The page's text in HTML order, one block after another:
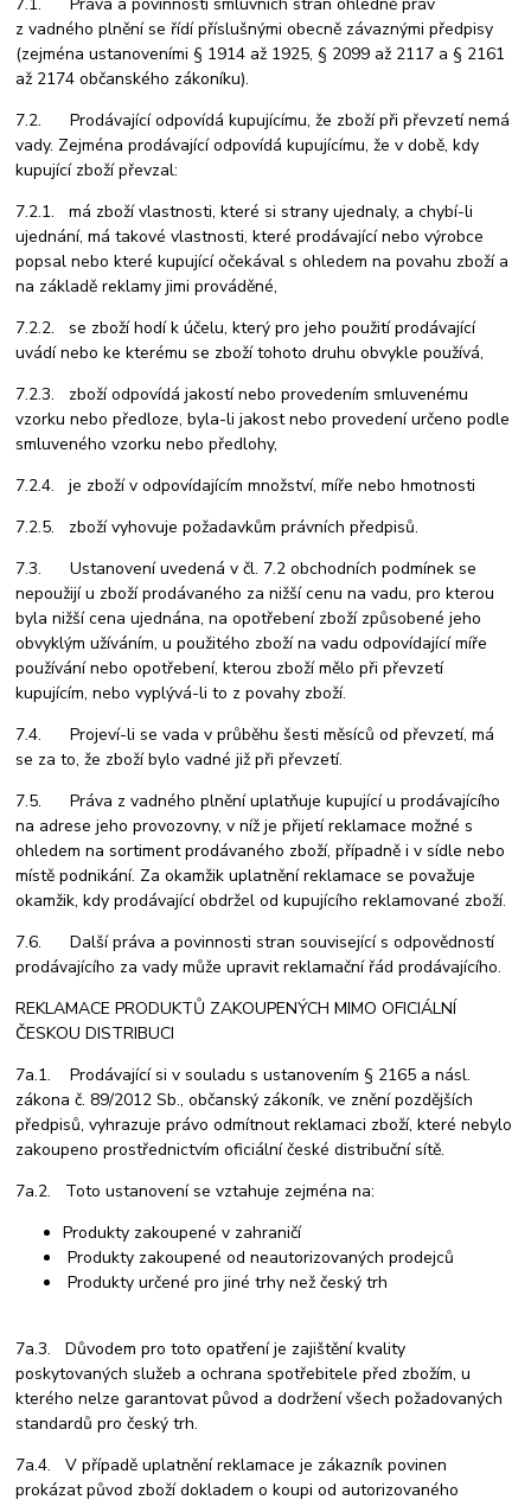
z vadného plnění se řídí příslušnými obecně závaznými předpisy
(zejména ustanoveními § 1914 až 1925, § 2099 až 2117 a § 2161
až 2174 občanského zákoníku).
7.2. Prodávající odpovídá kupujícímu, že zboží při převzetí nemá
vady. Zejména prodávající odpovídá kupujícímu, že v době, kdy
kupující zboží převzal:
7.2.1. má zboží vlastnosti, které si strany ujednaly, a chybí-li
ujednání, má takové vlastnosti, které prodávající nebo výrobce
popsal nebo které kupující očekával s ohledem na povahu zboží a
na základě reklamy jimi prováděné,
7.2.2. se zboží hodí k účelu, který pro jeho použití prodávající
uvádí nebo ke kterému se zboží tohoto druhu obvykle používá,
7.2.3. zboží odpovídá jakostí nebo provedením smluvenému
vzorku nebo předloze, byla-li jakost nebo provedení určeno podle
smluveného vzorku nebo předlohy,
7.2.4. je zboží v odpovídajícím množství, míře nebo hmotnosti
7.2.5. zboží vyhovuje požadavkům právních předpisů.
7.3. Ustanovení uvedená v čl. 7.2 obchodních podmínek se
nepoužijí u zboží prodávaného za nižší cenu na vadu, pro kterou
byla nižší cena ujednána, na opotřebení zboží způsobené jeho
obvyklým užíváním, u použitého zboží na vadu odpovídající míře
používání nebo opotřebení, kterou zboží mělo při převzetí
kupujícím, nebo vyplývá-li to z povahy zboží.
7.4. Projeví-li se vada v průběhu šesti měsíců od převzetí, má
se za to, že zboží bylo vadné již při převzetí.
7.5. Práva z vadného plnění uplatňuje kupující u prodávajícího
na adrese jeho provozovny, v níž je přijetí reklamace možné s
ohledem na sortiment prodávaného zboží, případně i v sídle nebo
místě podnikání. Za okamžik uplatnění reklamace se považuje
okamžik, kdy prodávající obdržel od kupujícího reklamované zboží.
7.6. Další práva a povinnosti stran související s odpovědností
prodávajícího za vady může upravit reklamační řád prodávajícího.
REKLAMACE PRODUKTŮ ZAKOUPENÝCH MIMO OFICIÁLNÍ
ČESKOU DISTRIBUCI
7a.1. Prodávající si v souladu s ustanovením § 2165 a násl.
zákona č. 89/2012 Sb., občanský zákoník, ve znění pozdějších
předpisů, vyhrazuje právo odmítnout reklamaci zboží, které nebylo
zakoupeno prostřednictvím oficiální české distribuční sítě.
7a.2. Toto ustanovení se vztahuje zejména na:
Produkty zakoupené v zahraničí
Produkty zakoupené od neautorizovaných prodejců
Produkty určené pro jiné trhy než český trh
7a.3. Důvodem pro toto opatření je zajištění kvality
poskytovaných služeb a ochrana spotřebitele před zbožím, u
kterého nelze garantovat původ a dodržení všech požadovaných
standardů pro český trh.
7a.4. V případě uplatnění reklamace je zákazník povinen
prokázat původ zboží dokladem o koupi od autorizovaného